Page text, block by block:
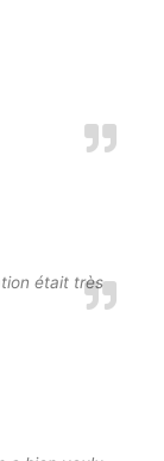
était très